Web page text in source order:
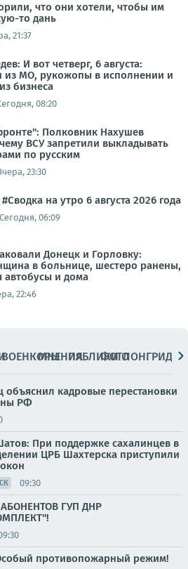
что они хотели, чтобы им
то дань
21:37
И вот четверг, 6 августа:
из МО, рукожопы в исполнении и
бизнеса
08:20
Полковник Нахушев
ВСУ запретили выкладывать
по русским
23:30
на утро 6 августа 2026 года
Сегодня, 06:09
Донецк и Горловку:
в больнице, шестеро ранены,
и дома
22:46
ВОЕНКОРЫМНЕНИЯПАБЛИКИ
ФОТОЛОНГРИДЫ
объяснил кадровые перестановки
РФ
При поддержке сахалинцев в
ЦРБ Шахтерска приступили
09:30
ГУП ДНР
противопожарный режим!